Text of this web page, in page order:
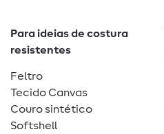
Para ideias de costura
resistentes
Feltro
Tecido Canvas
Couro sintético
Softshell